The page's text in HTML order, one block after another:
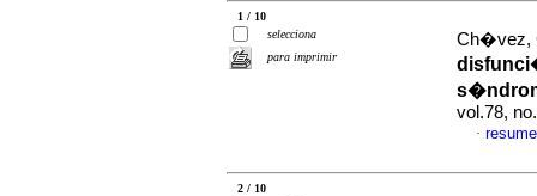
1 / 10
selecciona
para imprimir
Ch�vez,
vol.78,
·
2 / 10